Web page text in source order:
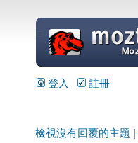
=
登入 註冊
檢視沒有回覆的主題